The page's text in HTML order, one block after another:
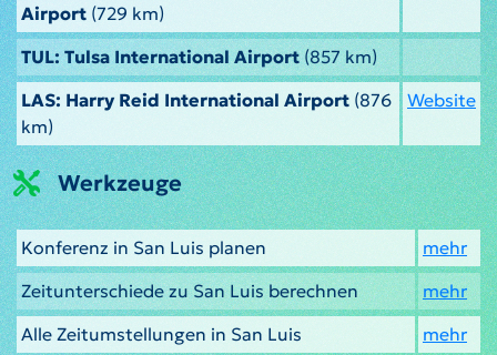
Airport (729 km)
TUL: Tulsa International Airport(857 km)
LAS: Harry Reid International Airport (876
km)
Website
Werkzeuge
Konferenz in San Luis planen
mehr
Zeitunterschiede zu San Luis berechnen
mehr
Alle Zeitumstellungen in San Luis
mehr